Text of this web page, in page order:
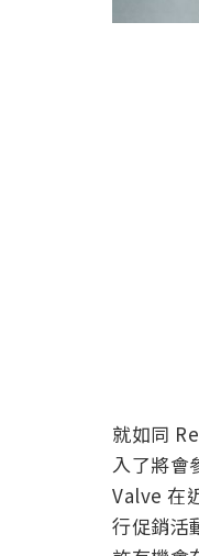
就如同
入了將會
Valve 在
行促銷活